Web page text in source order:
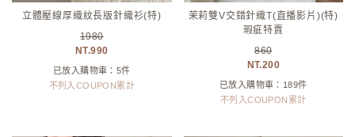
立體壓線厚織紋長版針織衫(特)
1980
990
已放入購物車：5件
不列入COUPON累計
茉莉雙V交錯針織T(直播影片)(特)
瑕疵特賣
860
200
已放入購物車：189件
不列入COUPON累計